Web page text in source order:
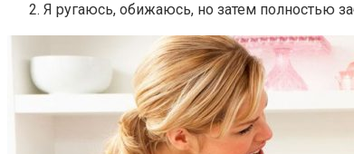
Я ругаюсь, обижаюсь, но затем полностью